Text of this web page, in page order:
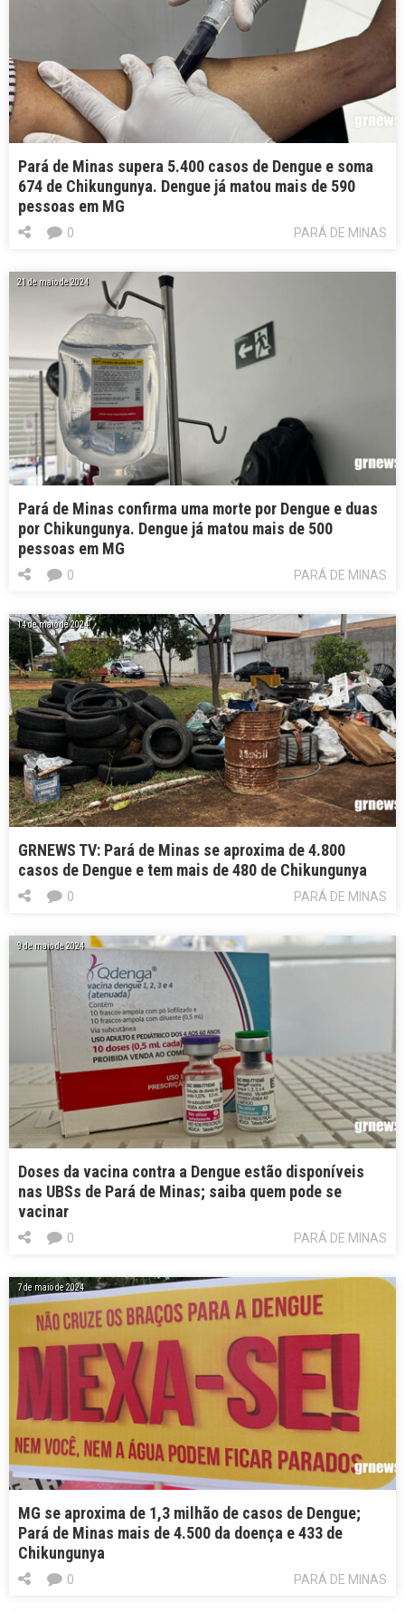
Pará de Minas supera 5.400 casos de Dengue e soma
674 de Chikungunya. Dengue já matou mais de 590
pessoas em MG
PARÁ DE MINAS
0
21 de maio de 2024
Pará de Minas confirma uma morte por Dengue e duas
por Chikungunya. Dengue já matou mais de 500
pessoas em MG
PARÁ DE MINAS
0
14 de maio de 2024
GRNEWS TV: Pará de Minas se aproxima de 4.800
casos de Dengue e tem mais de 480 de Chikungunya
PARÁ DE MINAS
0
9 de maio de 2024
Doses da vacina contra a Dengue estão disponíveis
nas UBSs de Pará de Minas; saiba quem pode se
vacinar
PARÁ DE MINAS
0
7 de maio de 2024
MG se aproxima de 1,3 milhão de casos de Dengue;
Pará de Minas mais de 4.500 da doença e 433 de
Chikungunya
PARÁ DE MINAS
0